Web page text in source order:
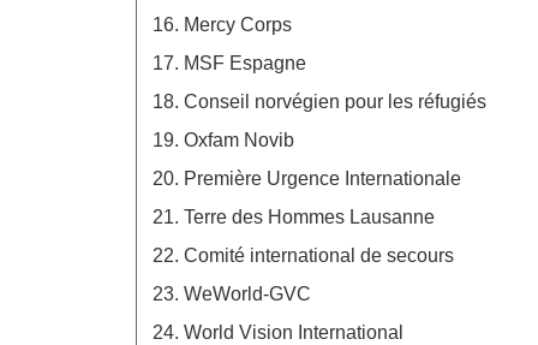
16. Mercy Corps
17. MSF Espagne
18. Conseil norvégien pour les réfugiés
19. Oxfam Novib
20. Première Urgence Internationale
21. Terre des Hommes Lausanne
22. Comité international de secours
23. WeWorld-GVC
24. World Vision International